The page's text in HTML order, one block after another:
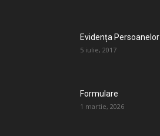
Evidența Persoanelor
5 iulie, 2017
Formulare
1 martie, 2026